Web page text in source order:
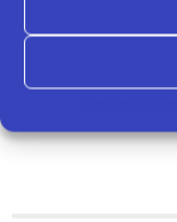
Con la